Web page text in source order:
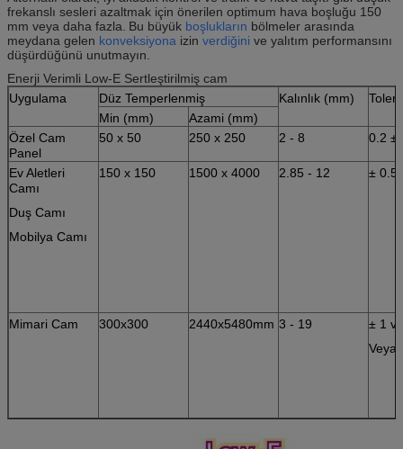
frekanslı sesleri azaltmak için önerilen optimum hava boşluğu 150
mm veya daha fazla. Bu büyük boşlukların bölmeler arasında
meydana gelen konveksiyona izin verdiğini ve yalıtım performansını
düşürdüğünü unutmayın.
Enerji Verimli Low-E Sertleştirilmiş cam
Uygulama
Düz Temperlenmiş Kalınlık (mm)
Min (mm)
Azami (mm)
Özel Cam
Panel
50 x 50 250 x 250 2 - 8 0.2 ±
Ev Aletleri
Camı
Duş Camı
Mobilya Camı
150 x 150 1500 x 4000 2.85 - 12 ± 0.5
Mimari Cam 300x300 2440x5480mm 3 - 19
± 1
Veya